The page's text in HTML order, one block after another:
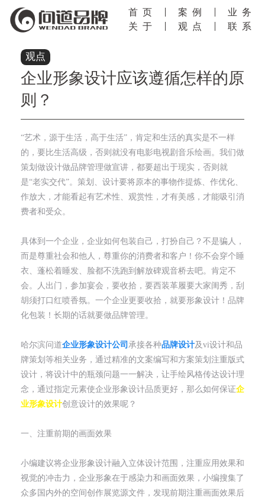
首页 案例
业务
关于
观点 联系
观点
企业形象设计应该遵循怎样的原
则？
“艺术，源于生活，高于生活”，肯定和生活的真实是不一样
的，要比生活高级，否则就没有电影电视剧音乐绘画。我们做
策划做设计做品牌管理做宣讲，都要超出于现实，否则就
是“老实交代”。策划、设计要将原本的事物作提炼、作优化、
作放大，才能看起有艺术性、观赏性，才有美感，才能吸引消
费者和受众。
具体到一个企业，企业如何包装自己，打扮自己？不是骗人，
而是尊重社会和他人，尊重你的消费者和客户！你不会穿个睡
衣、蓬松着睡发、脸都不洗跑到解放碑观音桥去吧。肯定不
会。人出门，参加宴会，要收拾，要西装革履要大家闺秀，刮
胡须打口红喷香氛。一个企业更要收拾，就要形象设计！品牌
化包装！长期的话就要做品牌管理。
哈尔滨问道企业形象设计公司 承接各种品牌设计及vi设计和品
牌策划等相关业务，通过精准的文案编写和方案策划注重版式
设计，将设计中的瓶颈问题一一解决，让手绘风格传达设计理
念，通过指定元素使企业形象设计品质更好，那么如何保证企
业形象设计创意设计的效果呢？
一、注重前期的画面效果
小编建议将企业形象设计融入立体设计范围，注重应用效果和
视觉的冲击力，企业形象在于感染力和画面效果，小编搜集了
众多国内外的空间创作展览源文件，发现前期注重画面效果后